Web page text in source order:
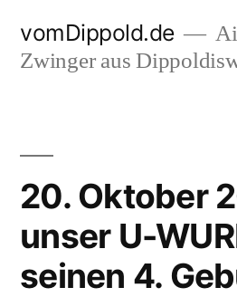
Inhalt
vomDippold.de
Zwinger aus
20. Oktober
unser U-
seinen 4.